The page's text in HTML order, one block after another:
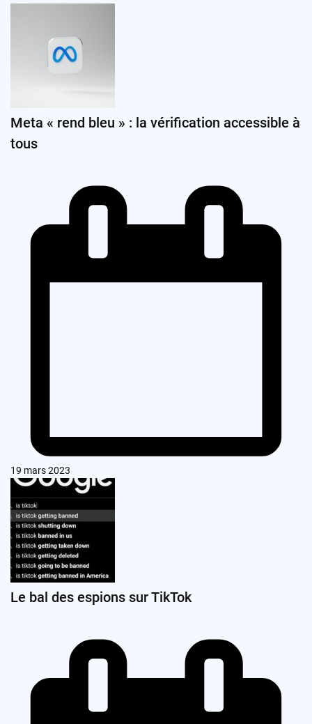
Meta « rend bleu » : la vérification accessible à
tous
19 mars 2023
Le bal des espions sur TikTok